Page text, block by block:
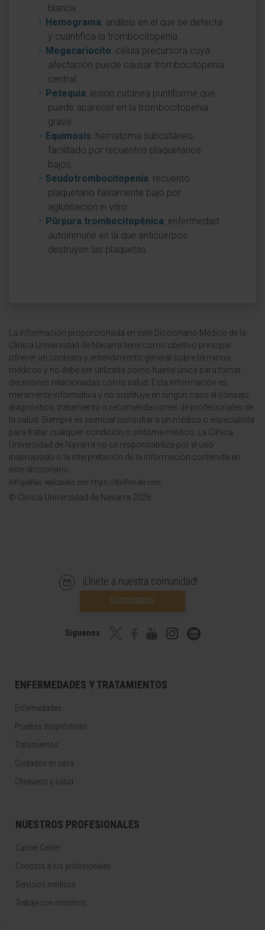
blanca.
Hemograma: análisis en el que se detecta
y cuantifica la trombocitopenia.
Megacariocito: célula precursora cuya
afectación puede causar trombocitopenia
central.
Petequia: lesión cutánea puntiforme que
puede aparecer en la trombocitopenia
grave.
Equimosis: hematoma subcutáneo,
facilitado por recuentos plaquetarios
bajos.
Seudotrombocitopenia: recuento
plaquetario falsamente bajo por
aglutinación in vitro.
Púrpura trombocitopénica: enfermedad
autoinmune en la que anticuerpos
destruyen las plaquetas.
La información proporcionada en este Diccionario Médico de la
Clínica Universidad de Navarra tiene como objetivo principal
ofrecer un contexto y entendimiento general sobre términos
médicos y no debe ser utilizada como fuente única para tomar
decisiones relacionadas con la salud. Esta información es
meramente informativa y no sustituye en ningún caso el consejo,
diagnóstico, tratamiento o recomendaciones de profesionales de
la salud. Siempre es esencial consultar a un médico o especialista
para tratar cualquier condición o síntoma médico. La Clínica
Universidad de Navarra no se responsabiliza por el uso
inapropiado o la interpretación de la información contenida en
este diccionario.
Infografías realizadas con https://BioRender.com
© Clínica Universidad de Navarra 2026
¡Únete a nuestra comunidad!
SUSCRIBIRSE
Síguenos
ENFERMEDADES Y TRATAMIENTOS
Enfermedades
Pruebas diagnósticas
Tratamientos
Cuidados en casa
Chequeos y salud
NUESTROS PROFESIONALES
Cancer Center
Conozca a los profesionales
Servicios médicos
Trabaje con nosotros